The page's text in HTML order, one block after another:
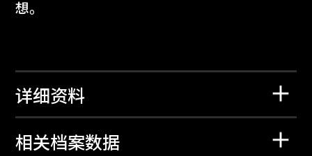
想。
详细资料
相关档案数据